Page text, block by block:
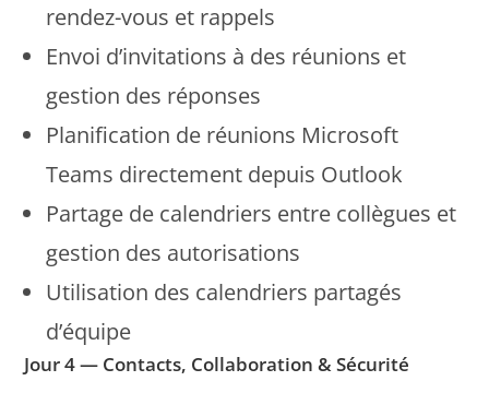
rendez-vous et rappels
Envoi d’invitations à des réunions et
gestion des réponses
Planification de réunions Microsoft
Teams directement depuis Outlook
Partage de calendriers entre collègues et
gestion des autorisations
Utilisation des calendriers partagés
d’équipe
Jour 4 — Contacts, Collaboration & Sécurité